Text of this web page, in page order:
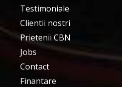
Testimoniale
Clientii nostri
Prietenii CBN
Jobs
Contact
Finantare